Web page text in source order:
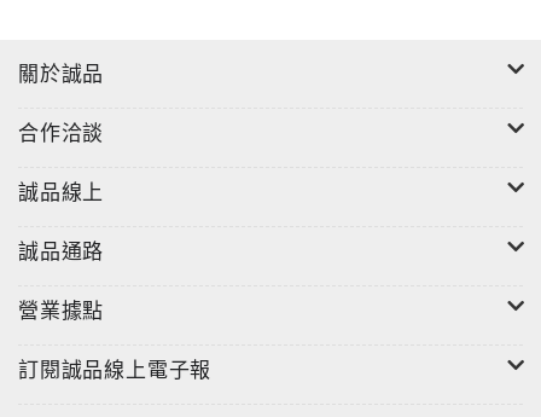
關於誠品
合作洽談
誠品線上
誠品通路
營業據點
訂閱誠品線上電子報